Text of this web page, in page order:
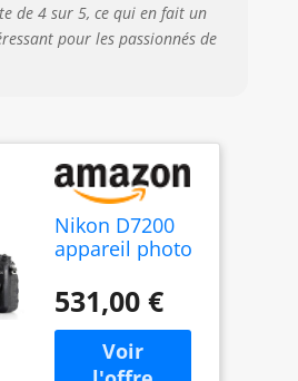
de 4 sur 5, ce qui en fait un
pour les passionnés de
Nikon D7200
appareil photo
d'appareil-
photo SLR 24,2
MP CMOS 6000
x 4000 pixels
531,00 €